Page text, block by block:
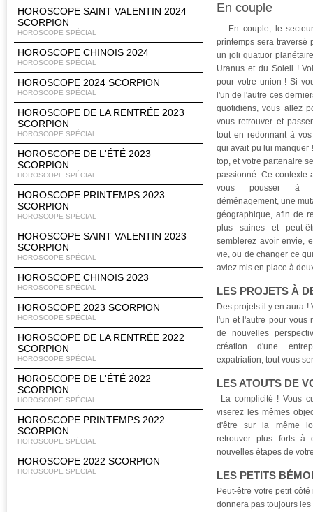
HOROSCOPE SAINT VALENTIN 2024
SCORPION
HOROSCOPE SPÉCIAL
HOROSCOPE CHINOIS 2024
HOROSCOPE SPÉCIAL
HOROSCOPE 2024 SCORPION
HOROSCOPE SPÉCIAL
HOROSCOPE DE LA RENTRÉE 2023
SCORPION
HOROSCOPE SPÉCIAL
HOROSCOPE DE L'ÉTÉ 2023
SCORPION
HOROSCOPE SPÉCIAL
HOROSCOPE PRINTEMPS 2023
SCORPION
HOROSCOPE SPÉCIAL
HOROSCOPE SAINT VALENTIN 2023
SCORPION
HOROSCOPE SPÉCIAL
HOROSCOPE CHINOIS 2023
HOROSCOPE SPÉCIAL
HOROSCOPE 2023 SCORPION
HOROSCOPE SPÉCIAL
HOROSCOPE DE LA RENTRÉE 2022
SCORPION
HOROSCOPE SPÉCIAL
HOROSCOPE DE L'ÉTÉ 2022
SCORPION
HOROSCOPE SPÉCIAL
HOROSCOPE PRINTEMPS 2022
SCORPION
HOROSCOPE SPÉCIAL
HOROSCOPE 2022 SCORPION
HOROSCOPE SPÉCIAL
En couple
En couple, le
printemps sera traversé
un joli quatuor
Uranus et du Soleil !
pour votre union ! Si
l'un de l'autre ces
quotidiens, vous allez
vous retrouver et
tout en redonnant à
qui avait pu lui manquer
top, et votre partenaire
passionné. Ce contexte
vous pousser à
déménagement, une
géographique, afin de
plus saines et peut-
semblerez avoir envie,
vie, ou de changer ce
aviez mis en place à
LES PROJETS À
Des projets il y en aura
l'un et l'autre pour vous
de nouvelles
création d'une
expatriation, tout vous
LES ATOUTS DE
La complicité ! Vous
viserez les mêmes
d'être sur la même
retrouver plus forts à
nouvelles étapes de
LES PETITS
Peut-être votre petit
donnera pas toujours